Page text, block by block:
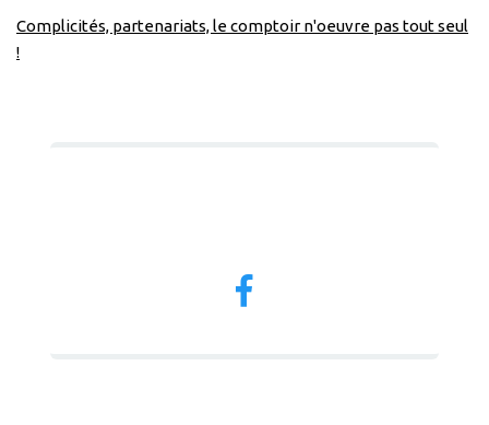
Complicités, partenariats, le comptoir n'oeuvre pas tout seul
!